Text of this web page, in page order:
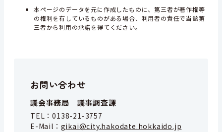
本ページのデータを元に作成したものに、第三者が著作権等
の権利を有しているものがある場合、利用者の責任で当該第
三者から利用の承諾を得てください。
お問い合わせ
議会事務局 議事調査課
TEL：0138-21-3757
E-Mail： gikai@city.hakodate.hokkaido.jp